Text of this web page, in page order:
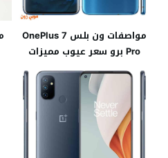
مواصفات ون بلس OnePlus 7
Pro برو سعر عيوب مميزات